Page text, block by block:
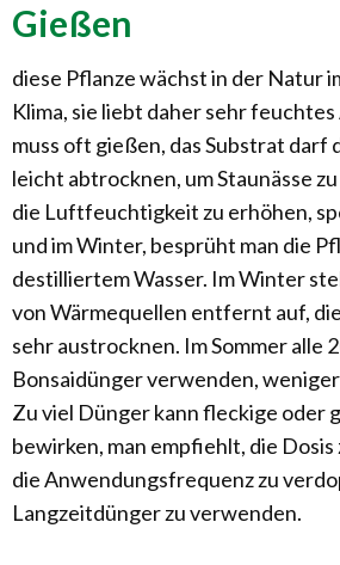
Gießen
diese Pflanze wächst in der Natur
Klima, sie liebt daher sehr
muss oft gießen, das Substrat darf
leicht abtrocknen, um Staunässe
die Luftfeuchtigkeit zu erhöhen,
und im Winter, besprüht man die
destilliertem Wasser. Im Winter
von Wärmequellen entfernt auf,
sehr austrocknen. Im Sommer alle
Bonsaidünger verwenden,
Zu viel Dünger kann fleckige oder
bewirken, man empfiehlt, die Dosis
die Anwendungsfrequenz zu
Langzeitdünger zu verwenden.